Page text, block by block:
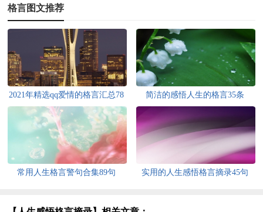
格言图文推荐
2021年精选qq爱情的格言汇总78
句
简洁的感悟人生的格言35条
常用人生格言警句合集89句 实用的人生感悟格言摘录45句